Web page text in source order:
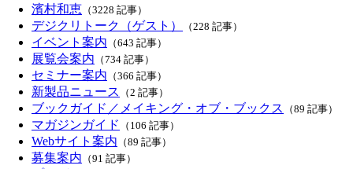
濱村和恵 （3228 記事）
デジクリトーク（ゲスト） （228 記事）
イベント案内 （643 記事）
展覧会案内 （734 記事）
セミナー案内 （366 記事）
新製品ニュース （2 記事）
ブックガイド／メイキング・オブ・ブックス （89 記事）
マガジンガイド （106 記事）
Webサイト案内 （89 記事）
募集案内 （91 記事）